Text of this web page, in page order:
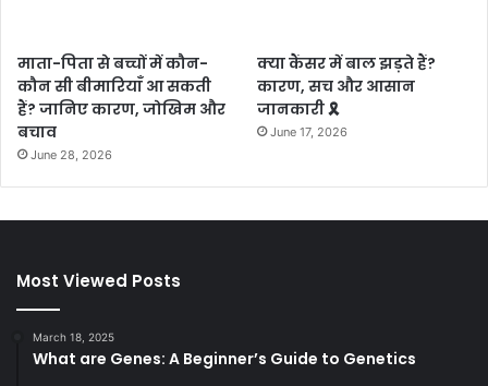
माता-पिता से बच्चों में कौन-
कौन सी बीमारियाँ आ सकती
हैं? जानिए कारण, जोखिम और
बचाव
June 28, 2026
क्या कैंसर में बाल झड़ते हैं?
कारण, सच और आसान
जानकारी 🎗️
June 17, 2026
Most Viewed Posts
March 18, 2025
What are Genes: A Beginner’s Guide to Genetics